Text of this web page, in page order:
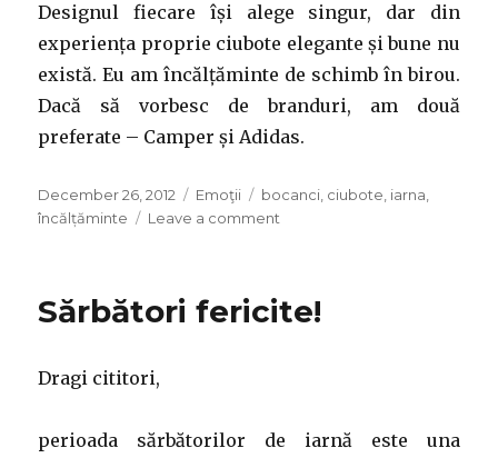
Designul fiecare își alege singur, dar din
experiența proprie ciubote elegante și bune nu
există. Eu am încălțăminte de schimb în birou.
Dacă să vorbesc de branduri, am două
preferate – Camper și Adidas.
Posted
on
December 26, 2012 Categories
Emoţii Tags
bocanci ciubote iarna
încălțăminte
Leave a comment
încălțări
Sărbători fericite!
Dragi cititori,
perioada sărbătorilor de iarnă este una